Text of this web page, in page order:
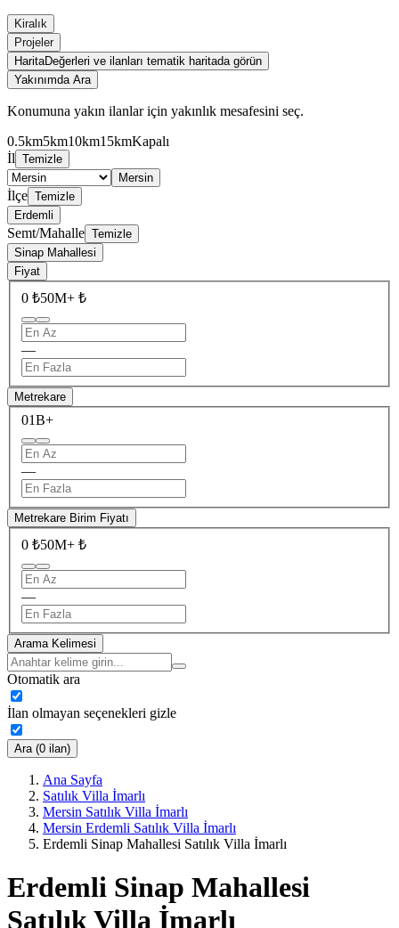
Kiralık
Projeler
HaritaDeğerleri ve ilanları tematik haritada görün
Yakınımda Ara
Konumuna yakın ilanlar için yakınlık mesafesini seç.
0.5km5km10km15kmKapalı
İl Temizle
Mersin
İlçe Temizle
Erdemli
Semt/Mahalle Temizle
Sinap Mahallesi
Fiyat
0 ₺50M+ ₺
—
Metrekare
01B+
—
Metrekare Birim Fiyatı
0 ₺50M+ ₺
—
Arama Kelimesi
Otomatik ara
İlan olmayan seçenekleri gizle
Ara (0 ilan)
Ana Sayfa
Satılık Villa İmarlı
Mersin Satılık Villa İmarlı
Mersin Erdemli Satılık Villa İmarlı
Erdemli Sinap Mahallesi Satılık Villa İmarlı
Erdemli Sinap Mahallesi
Satılık Villa İmarlı